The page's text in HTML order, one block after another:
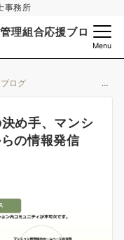
事務所
理組合応援ブロ
Menu
理組合応援ブログ
め手、マンシ
の情報発信